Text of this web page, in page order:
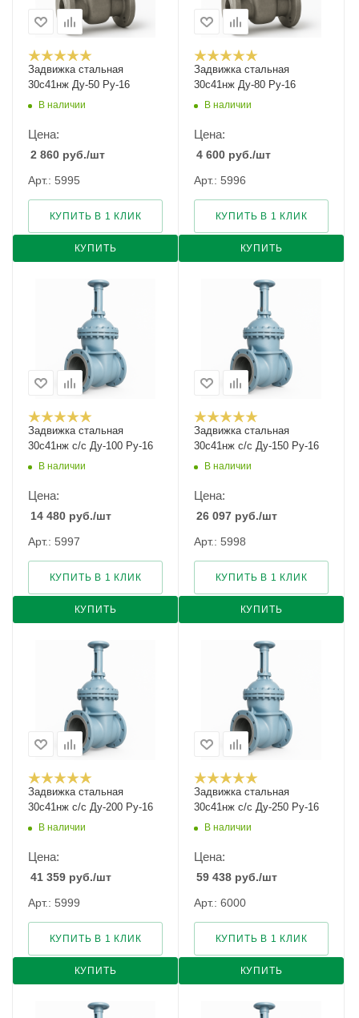
Задвижка стальная
30с41нж Ду-50 Ру-16
В наличии
Цена:
2 860 руб./шт
Арт.: 5995
КУПИТЬ
КУПИТЬ В 1 КЛИК
Задвижка стальная
30с41нж Ду-80 Ру-16
В наличии
Цена:
4 600 руб./шт
Арт.: 5996
КУПИТЬ
КУПИТЬ В 1 КЛИК
Задвижка стальная
30с41нж с/с Ду-100 Ру-16
В наличии
Цена:
14 480 руб./шт
Арт.: 5997
КУПИТЬ
КУПИТЬ В 1 КЛИК
Задвижка стальная
30с41нж с/с Ду-150 Ру-16
В наличии
Цена:
26 097 руб./шт
Арт.: 5998
КУПИТЬ
КУПИТЬ В 1 КЛИК
Задвижка стальная
30с41нж с/с Ду-200 Ру-16
В наличии
Цена:
41 359 руб./шт
Арт.: 5999
КУПИТЬ
КУПИТЬ В 1 КЛИК
Задвижка стальная
30с41нж с/с Ду-250 Ру-16
В наличии
Цена:
59 438 руб./шт
Арт.: 6000
КУПИТЬ
КУПИТЬ В 1 КЛИК